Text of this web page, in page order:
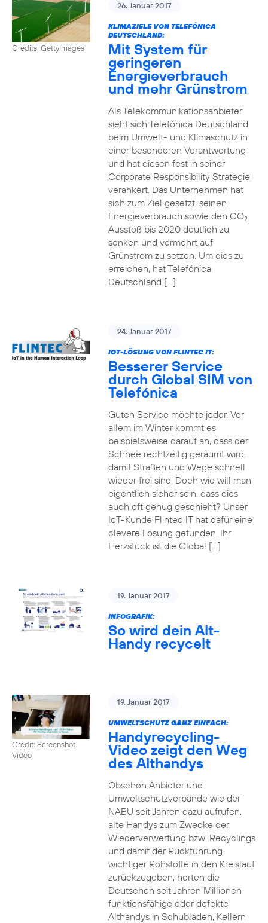
Credits: Gettyimages
26. Januar 2017
KLIMAZIELE VON TELEFÓNICA
DEUTSCHLAND:
Mit System für
geringeren
Energieverbrauch
und mehr Grünstrom
Als Telekommunikationsanbieter
sieht sich Telefónica Deutschland
beim Umwelt- und Klimaschutz in
einer besonderen Verantwortung
und hat diesen fest in seiner
Corporate Responsibility Strategie
verankert. Das Unternehmen hat
sich zum Ziel gesetzt, seinen
Energieverbrauch sowie den CO2
Ausstoß bis 2020 deutlich zu
senken und vermehrt auf
Grünstrom zu setzen. Um dies zu
erreichen, hat Telefónica
Deutschland […]
24. Januar 2017
IOT-LÖSUNG VON FLINTEC IT:
Besserer Service
durch Global SIM von
Telefónica
Guten Service möchte jeder. Vor
allem im Winter kommt es
beispielsweise darauf an, dass der
Schnee rechtzeitig geräumt wird,
damit Straßen und Wege schnell
wieder frei sind. Doch wie will man
eigentlich sicher sein, dass dies
auch oft genug geschieht? Unser
IoT-Kunde Flintec IT hat dafür eine
clevere Lösung gefunden. Ihr
Herzstück ist die Global […]
19. Januar 2017
INFOGRAFIK:
So wird dein Alt-
Handy recycelt
Credit: Screenshot
Video
19. Januar 2017
UMWELTSCHUTZ GANZ EINFACH:
Handyrecycling-
Video zeigt den Weg
des Althandys
Obschon Anbieter und
Umweltschutzverbände wie der
NABU seit Jahren dazu aufrufen,
alte Handys zum Zwecke der
Wiederverwertung bzw. Recyclings
und damit der Rückführung
wichtiger Rohstoffe in den Kreislauf
zurückzugeben, horten die
Deutschen seit Jahren Millionen
funktionsfähige oder defekte
Althandys in Schubladen, Kellern